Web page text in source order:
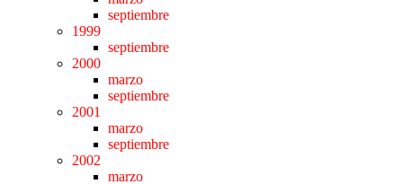
septiembre
1999
septiembre
2000
marzo
septiembre
2001
marzo
septiembre
2002
marzo